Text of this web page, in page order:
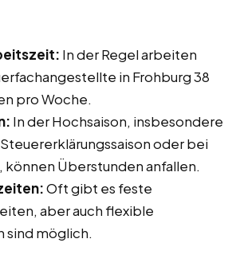
In der Regel arbeiten
in Frohburg 38
pro Woche.
In der Hochsaison, insbesondere
oder bei
können Überstunden anfallen.
Oft gibt es feste
aber auch flexible
sind möglich.